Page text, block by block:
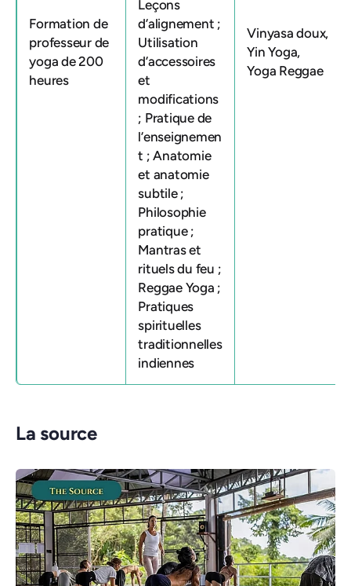
Formation de
professeur de
yoga de 200
heures
Leçons
d’alignement ;
Utilisation
d’accessoires
et
modifications
; Pratique de
l’enseignemen
t ; Anatomie
et anatomie
subtile ;
Philosophie
pratique ;
Mantras et
rituels du feu ;
Reggae Yoga ;
Pratiques
spirituelles
traditionnelles
indiennes
Vinyasa doux,
Yin Yoga,
Yoga Reggae
La source